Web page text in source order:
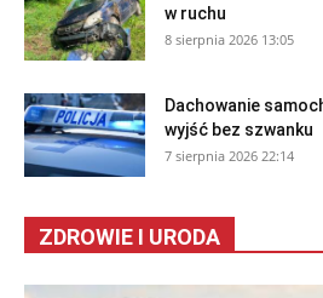
w ruchu
8 sierpnia 2026 13:05
Dachowanie
wyjść bez szwanku
7 sierpnia 2026 22:14
ZDROWIE I URODA